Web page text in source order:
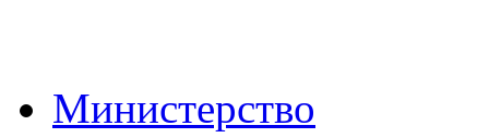
Министерство